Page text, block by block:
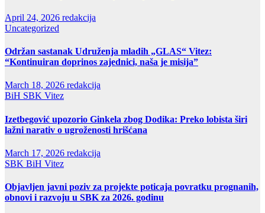
April 24, 2026 redakcija
Uncategorized
Održan sastanak Udruženja mladih „GLAS“ Vitez:
“Kontinuiran doprinos zajednici, naša je misija”
March 18, 2026 redakcija
BiH SBK Vitez
Izetbegović upozorio Ginkela zbog Dodika: Preko lobista širi
lažni narativ o ugroženosti hrišćana
March 17, 2026 redakcija
SBK BiH Vitez
Objavljen javni poziv za projekte poticaja povratku prognanih,
obnovi i razvoju u SBK za 2026. godinu